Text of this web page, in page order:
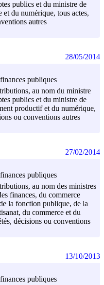
publics et du ministre de
du numérique, tous actes,
autres
publiques
au nom du ministre
publics et du ministre de
productif et du numérique,
ou conventions autres
28/05/2014
publiques
au nom des ministres
finances, du commerce
la fonction publique, de la
du commerce et du
décisions ou conventions
27/02/2014
publiques
13/10/2013